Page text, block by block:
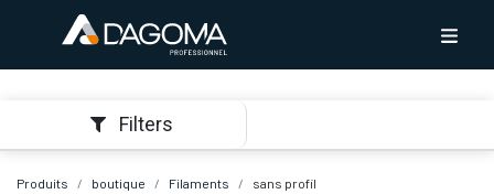
Filters
Produits boutique Filaments sans profil